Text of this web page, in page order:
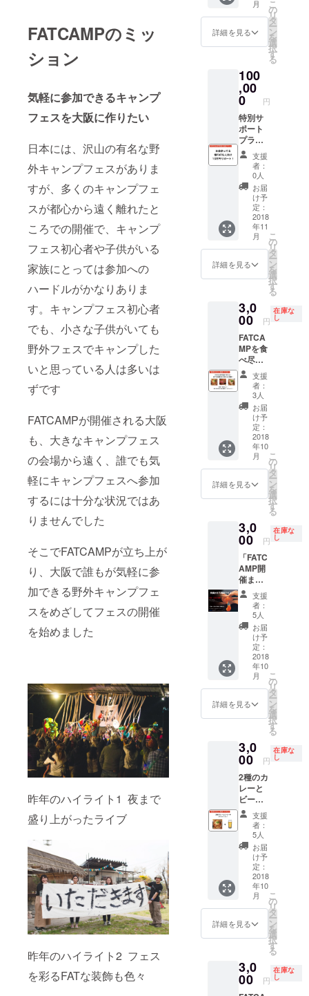
FATCAMPのミッ
ション
気軽に参加できるキャンプ
フェスを大阪に作りたい
日本には、沢山の有名な野
外キャンプフェスがありま
すが、多くのキャンプフェ
スが都心から遠く離れたと
ころでの開催で、キャンプ
フェス初心者や子供がいる
家族にとっては参加への
ハードルがかなりありま
す。キャンプフェス初心者
でも、小さな子供がいても
野外フェスでキャンプした
いと思っている人は多いは
ずです
FATCAMPが開催される大阪
も、大きなキャンプフェス
の会場から遠く、誰でも気
軽にキャンプフェスへ参加
するには十分な状況ではあ
りませんでした
そこでFATCAMPが立ち上が
り、大阪で誰もが気軽に参
加できる野外キャンプフェ
スをめざしてフェスの開催
を始めました
昨年のハイライト1 夜まで
盛り上がったライブ
昨年のハイライト2 フェス
を彩るFATな装飾も色々
い！で
も高額
な支援
はでき
ない！
方向け
の支援
プラン
です！
特別サ
ポート
プラン
あなた
のその
支援が
未来の
FATCA
MPの成
長を後
押しし
ます！
リター
ンとし
てささ
やかに
ます
が、お
礼の
メッ
セージ
をお送
りしま
す！
月
詳細を見る
こ
の
リ
タ
ー
ン
を
選
択
す
る
100
,00
0 円
特別サ
ポート
プラン
Lサイズ
現在め
ちゃく
ちゃお
金が足
りてい
ませ
ん！泣
そんな
私たち
を助け
てくれ
る方々
中！！
FATCA
MPめ
ちゃく
ちゃ面
白い
し、こ
れから
も頑
張って
ほしい
から
ガッツ
リ支援
する
よ！ と
いう方
ださ
い！ 後
日お礼
のメッ
セージ
と運営
スタッ
フから
の熱い
メッ
セージ
の入っ
たお礼
状をお
送りし
ます！
支援
者：
0人
お届
け予
定：
2018
年11
月
詳細を見る
こ
の
リ
タ
ー
ン
を
選
択
す
る
3,0
00 円
在庫な
し
FATCA
MPを食
べ尽く
せ！全
ての店
舗を食
べ回れ
る入場
券！ 総
勢10店
舗を超
える出
店者を
全て食
べて回
れる特
入場券
です！
1人で食
べ切れ
ない方
でも、
一緒に
来た友
達と
シェア
してお
腹いっ
ぱいま
で食べ
てFATに
なろ
う！！
定にメ
ニュー
を一品
ずつご
注文い
ただけ
るパス
あるい
はチ
ケット
を用意
します
支援
者：
3人
お届
け予
定：
2018
年10
月
詳細を見る
こ
の
リ
タ
ー
ン
を
選
択
す
る
3,0
00 円
在庫な
し
「FATC
AMP開
催まで
食って
待て！
日本一
こだわ
り卵50
個つ
き！日
本一こ
だわり
卵かけ
ご飯
セット
入場
！」 確
実に
3000円
以上す
る、日
本一こ
だわり
卵株式
会社
セー
ラー提
供の
「日本
一こだ
わり卵
(50
個)」と
「日本
一こだ
わり卵
支援
者：
5人
お届
け予
定：
2018
年10
月
詳細を見る
こ
の
リ
タ
ー
ン
を
選
択
す
る
3,0
00 円
在庫な
し
2種のカ
レーと
ビール
でFAT
に！お
得なカ
レーと
ビール
セット
付 入場
券！！
レー二
種とご
飯がつ
いたカ
セット
にビー
ルがつ
支援
者：
5人
お届
け予
定：
2018
年10
月
詳細を見る
こ
の
リ
タ
ー
ン
を
選
択
す
る
3,0
00 円
在庫な
し